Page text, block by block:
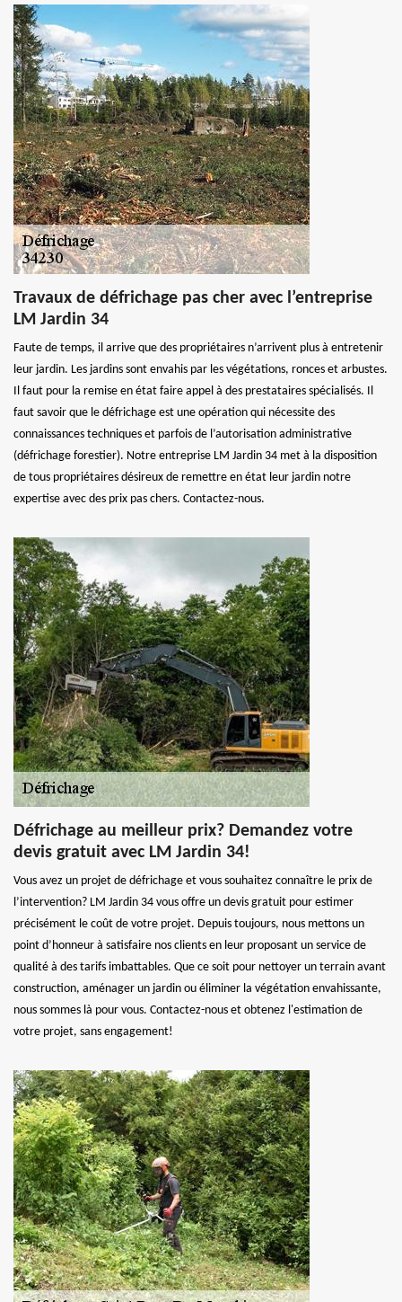
Travaux de défrichage pas cher avec l’entreprise
LM Jardin 34
Faute de temps, il arrive que des propriétaires n’arrivent plus à entretenir
leur jardin. Les jardins sont envahis par les végétations, ronces et arbustes.
Il faut pour la remise en état faire appel à des prestataires spécialisés. Il
faut savoir que le défrichage est une opération qui nécessite des
connaissances techniques et parfois de l’autorisation administrative
(défrichage forestier). Notre entreprise LM Jardin 34 met à la disposition
de tous propriétaires désireux de remettre en état leur jardin notre
expertise avec des prix pas chers. Contactez-nous.
Défrichage au meilleur prix? Demandez votre
devis gratuit avec LM Jardin 34!
Vous avez un projet de défrichage et vous souhaitez connaître le prix de
l’intervention? LM Jardin 34 vous offre un devis gratuit pour estimer
précisément le coût de votre projet. Depuis toujours, nous mettons un
point d’honneur à satisfaire nos clients en leur proposant un service de
qualité à des tarifs imbattables. Que ce soit pour nettoyer un terrain avant
construction, aménager un jardin ou éliminer la végétation envahissante,
nous sommes là pour vous. Contactez-nous et obtenez l'estimation de
votre projet, sans engagement!